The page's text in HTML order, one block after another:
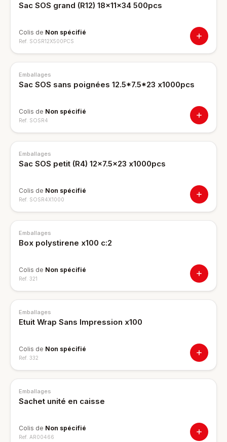
Sac SOS grand (R12) 18x11x34 500pcs
Colis de Non spécifié
Ref. SOSR12X500PCS
Emballages
Sac SOS sans poignées 12.5*7.5*23 x1000pcs
Colis de Non spécifié
Ref. SOSR4
Emballages
Sac SOS petit (R4) 12x7.5x23 x1000pcs
Colis de Non spécifié
Ref. SOSR4X1000
Emballages
Box polystirene x100 c:2
Colis de Non spécifié
Ref. 321
Emballages
Etuit Wrap Sans Impression x100
Colis de Non spécifié
Ref. 332
Emballages
Sachet unité en caisse
Colis de Non spécifié
Ref. AR00466